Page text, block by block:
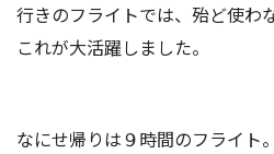
行きのフライトでは、殆ど使わ
これが大活躍しました。
なにせ帰りは９時間のフライト